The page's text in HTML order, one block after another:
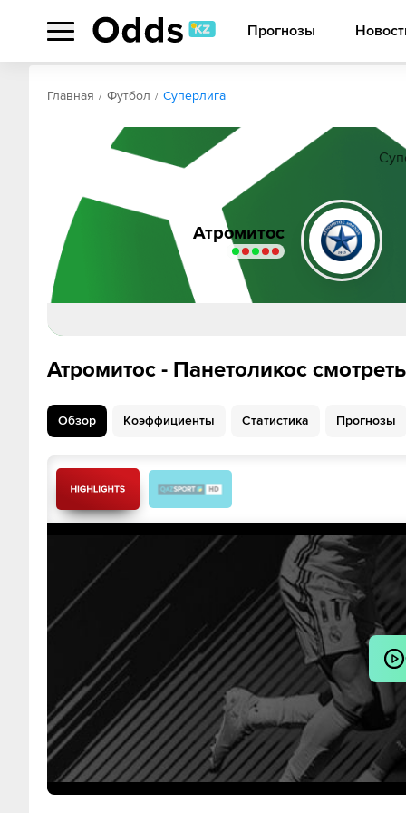
Прогнозы
Обзор Коэффициенты Статистика Прогнозы
Главная Футбол Суперлига
Атромитос
Гиоргос Цоварас
Stavros
Том ван Веерт
Макана
Panagiotis Tsantilas
Ehije
Самюэль
Spyros Abartzidis
Герасимос
Атромитос - Панетоликос
Обзор Коэффициенты Статистика Прогнозы